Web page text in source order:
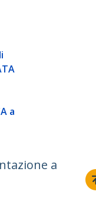
a
a